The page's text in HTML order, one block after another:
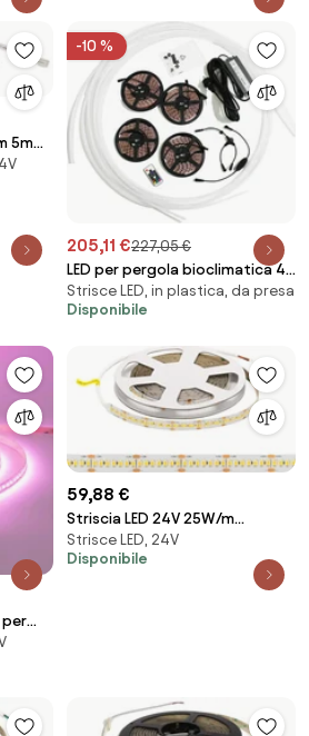
5m
-
-10 %
205,11 €227,05 €
LED per pergola bioclimatica 4
x 4
Strisce LED, in plastica, da presa
Disponibile
per
59,88 €
Striscia LED 24V 25W/m
Altissima Luminosità
Professionale - IP54 - 5 metri
Strisce LED, 24V
Disponibile